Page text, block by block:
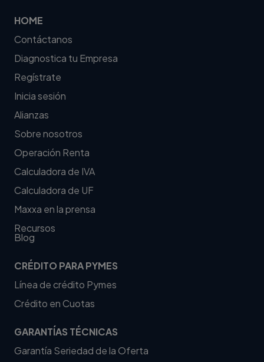
HOME
Contáctanos
Diagnostica tu Empresa
Regístrate
Inicia sesión
Alianzas
Sobre nosotros
Operación Renta
Calculadora de IVA
Calculadora de UF
Maxxa en la prensa
Recursos
Blog
CRÉDITO PARA PYMES
Línea de crédito Pymes
Crédito en Cuotas
GARANTÍAS TÉCNICAS
Garantía Seriedad de la Oferta